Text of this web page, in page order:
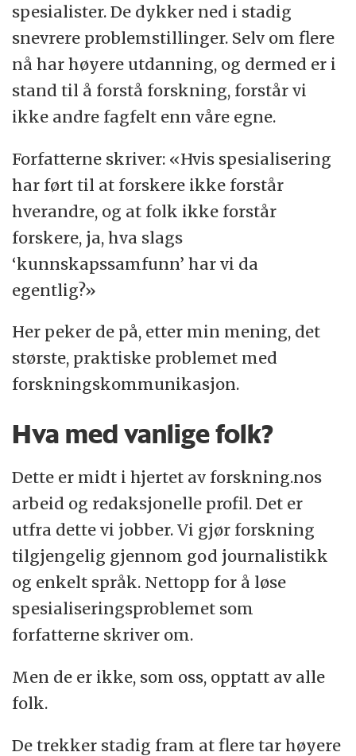
spesialister. De dykker ned i stadig
snevrere problemstillinger. Selv om flere
nå har høyere utdanning, og dermed er i
stand til å forstå forskning, forstår vi
ikke andre fagfelt enn våre egne.
Forfatterne skriver: «Hvis spesialisering
har ført til at forskere ikke forstår
hverandre, og at folk ikke forstår
forskere, ja, hva slags
‘kunnskapssamfunn’ har vi da
egentlig?»
Her peker de på, etter min mening, det
største, praktiske problemet med
forskningskommunikasjon.
Hva med vanlige folk?
Dette er midt i hjertet av forskning.nos
arbeid og redaksjonelle profil. Det er
utfra dette vi jobber. Vi gjør forskning
tilgjengelig gjennom god journalistikk
og enkelt språk. Nettopp for å løse
spesialiseringsproblemet som
forfatterne skriver om.
Men de er ikke, som oss, opptatt av alle
folk.
De trekker stadig fram at flere tar høyere